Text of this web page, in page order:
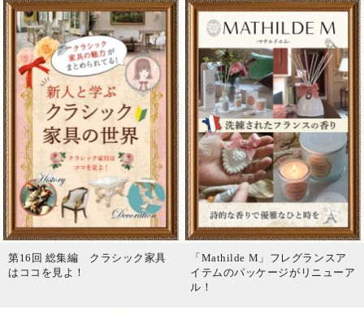
第16回 総集編 クラシック家具
はココを見よ！
「Mathilde M」フレグランスア
イテムのパッケージがリニューア
ル！